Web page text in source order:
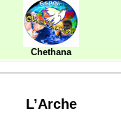
Chethana
L’Arche